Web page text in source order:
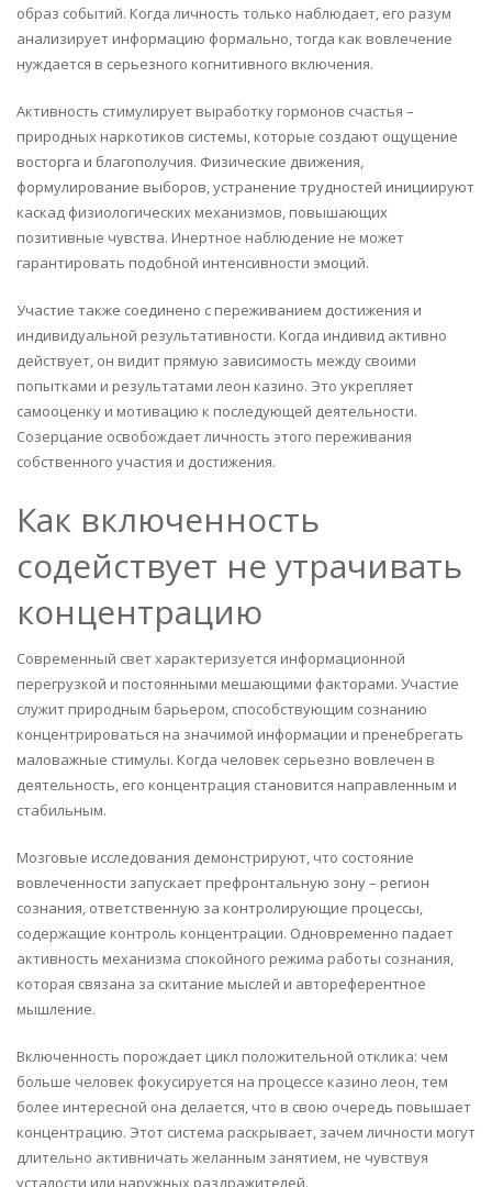
образ событий. Когда личность только наблюдает, его разум
анализирует информацию формально, тогда как вовлечение
нуждается в серьезного когнитивного включения.
Активность стимулирует выработку гормонов счастья –
природных наркотиков системы, которые создают ощущение
восторга и благополучия. Физические движения,
формулирование выборов, устранение трудностей инициируют
каскад физиологических механизмов, повышающих
позитивные чувства. Инертное наблюдение не может
гарантировать подобной интенсивности эмоций.
Участие также соединено с переживанием достижения и
индивидуальной результативности. Когда индивид активно
действует, он видит прямую зависимость между своими
попытками и результатами леон казино. Это укрепляет
самооценку и мотивацию к последующей деятельности.
Созерцание освобождает личность этого переживания
собственного участия и достижения.
Как включенность
содействует не утрачивать
концентрацию
Современный свет характеризуется информационной
перегрузкой и постоянными мешающими факторами. Участие
служит природным барьером, способствующим сознанию
концентрироваться на значимой информации и пренебрегать
маловажные стимулы. Когда человек серьезно вовлечен в
деятельность, его концентрация становится направленным и
стабильным.
Мозговые исследования демонстрируют, что состояние
вовлеченности запускает префронтальную зону – регион
сознания, ответственную за контролирующие процессы,
содержащие контроль концентрации. Одновременно падает
активность механизма спокойного режима работы сознания,
которая связана за скитание мыслей и автореферентное
мышление.
Включенность порождает цикл положительной отклика: чем
больше человек фокусируется на процессе казино леон, тем
более интересной она делается, что в свою очередь повышает
концентрацию. Этот система раскрывает, зачем личности могут
длительно активничать желанным занятием, не чувствуя
усталости или наружных раздражителей.